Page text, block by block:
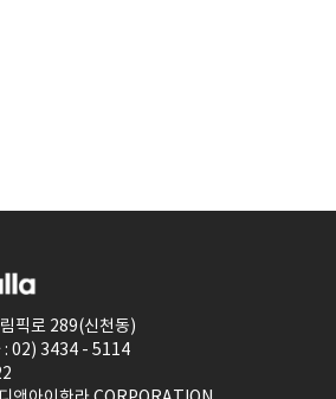
픽로 289(신천동)
: 02) 3434 - 5114